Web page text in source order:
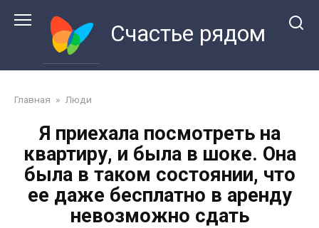
Счастье рядом
Главная » Люди
Я приехала посмотреть на
квартиру, и была в шоке. Она
была в таком состоянии, что
ее даже бесплатно в аренду
невозможно сдать